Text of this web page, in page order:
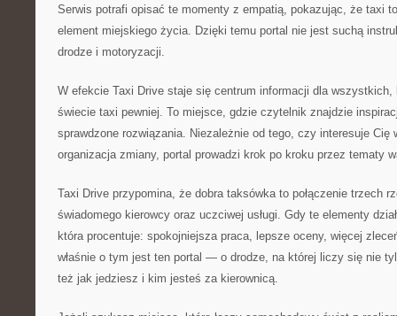
Serwis potrafi opisać te momenty z empatią, pokazując, że taxi
element miejskiego życia. Dzięki temu portal nie jest suchą
drodze i motoryzacji.
W efekcie Taxi Drive staje się centrum informacji dla
świecie taxi pewniej. To miejsce, gdzie czytelnik znajdzie
sprawdzone rozwiązania. Niezależnie od tego, czy interesuje Cię
organizacja zmiany, portal prowadzi krok po kroku przez tematy
Taxi Drive przypomina, że dobra taksówka to połączenie trzech
świadomego kierowcy oraz uczciwej usługi. Gdy te elementy
która procentuje: spokojniejsza praca, lepsze oceny, więcej
właśnie o tym jest ten portal — o drodze, na której liczy się nie
też jak jedziesz i kim jesteś za kierownicą.